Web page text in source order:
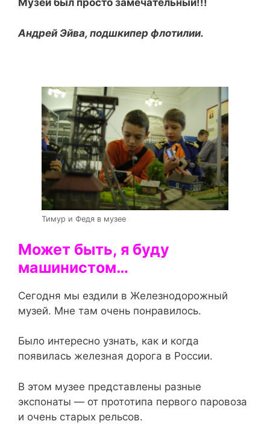
Музей был просто замечательный!!!
Андрей Эйва, подшкипер флотилии.
Тимур и Федя в музее
Может быть, я буду
машинистом…
Сегодня мы ездили в Железнодорожный
музей. Мне там очень понравилось.
Было интересно узнать, как и когда
появилась железная дорога в России.
В этом музее представлены разные
экспонаты — от прототипа первого паровоза
и очень старых рельсов.